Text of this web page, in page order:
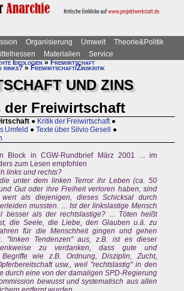
Organisierung Umwelt
Theorie&Politik
Materialien
Service
Ideologien»Freiwirtschaft
rinks? » Freiwirtschaft/Zinskritik
UND ZINS
der Freiwirtschaft
● Kritik der Freiwirtschaft ●
Umfeld ● Texte über Silvio Gesell
●
Block in CGW-Rundbrief März 2001 ... im
zum Lesen empfohlen
links und rechts?
unter dem linken Terror ihr Leben (ca. 50
Gut oder ihre Freiheit verloren haben, sind
als diejenigen, dieses Schicksal durch
mussten. ... Ist der linkslastige Mensch
besser als der rechtslastige? ... Töten heißt
die Seele, die Liebe, den Glauben u.ä. zu
für die Menschheit gingen und gehen
"linken Tendenzen" aus, z.B. ist es dieser
zu verdanken, dass gute und
Begriffe wie z.B. Ordnung, Disziplin, Zucht,
usw., weil "rechtslastig" in den
durch eine von der damaligen SPD-Regierung
bewusst und systematisch aus allen